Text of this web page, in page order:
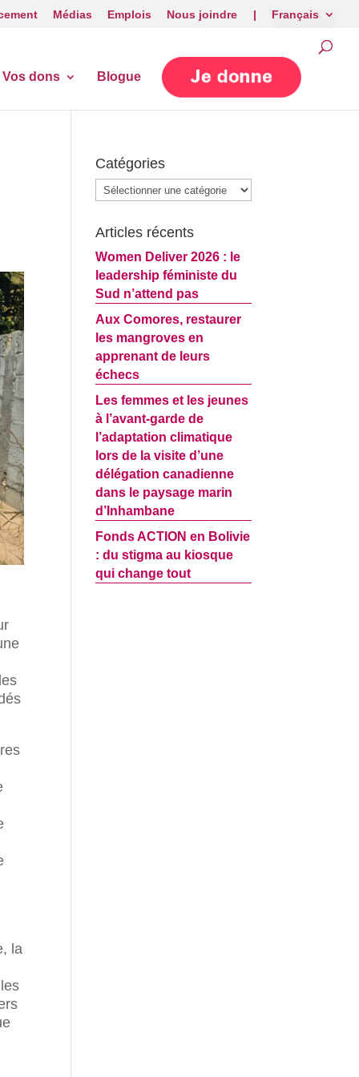
Médias Emplois Nous joindre | Français
Vos dons Blogue
la
Catégories
Catégories
Articles récents
Women Deliver 2026 : le
leadership féministe du
Sud n’attend pas
Aux Comores, restaurer
les mangroves en
apprenant de leurs
échecs
Les femmes et les jeunes
à l’avant-garde de
l’adaptation climatique
lors de la visite d’une
délégation canadienne
dans le paysage marin
d’Inhambane
Fonds ACTION en Bolivie
: du stigma au kiosque
qui change tout